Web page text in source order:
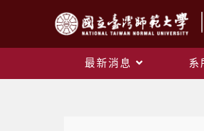
最新消息 系